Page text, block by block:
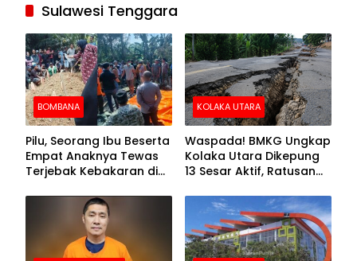
Sulawesi Tenggara
BOMBANA
Pilu, Seorang Ibu Beserta
Empat Anaknya Tewas
Terjebak Kebakaran di
KOLAKA UTARA
Waspada! BMKG Ungkap
Kolaka Utara Dikepung
13 Sesar Aktif, Ratusan